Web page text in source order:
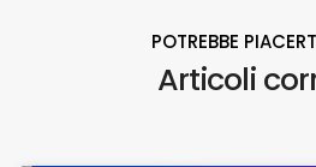
POTREBBE
Articoli